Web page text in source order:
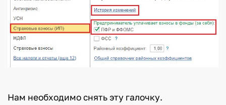
Нам необходимо снять эту галочку.